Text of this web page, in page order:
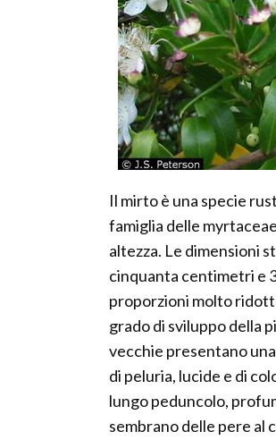
Il mirto è una specie
famiglia delle
altezza. Le dimensioni
cinquanta centimetri e
proporzioni molto
grado di sviluppo della
vecchie presentano
di peluria, lucide e di
lungo peduncolo,
sembrano delle pere al